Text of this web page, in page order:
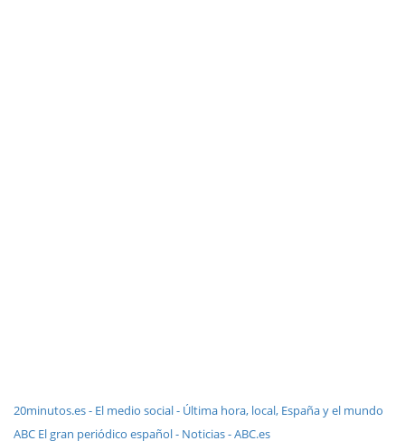
20minutos.es - El medio social - Última hora, local, España y el mundo
ABC El gran periódico español - Noticias - ABC.es